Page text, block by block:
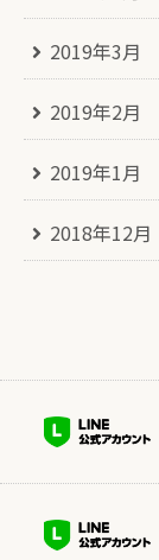
2019年3月
2019年2月
2019年1月
2018年12月